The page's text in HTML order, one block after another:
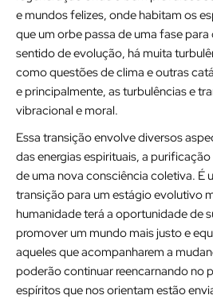
e mundos felizes, onde habitam os
que um orbe passa de uma fase
sentido de evolução, há muita
como questões de clima e outras
e principalmente, as turbulências e
vibracional e moral.
Essa transição envolve diversos
das energias espirituais, a
de uma nova consciência coletiva. É
transição para um estágio evolutivo
humanidade terá a oportunidade de
promover um mundo mais justo e
aqueles que acompanharem a
poderão continuar reencarnando no
espíritos que nos orientam estão